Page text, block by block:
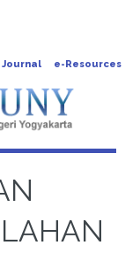
Journal e-Resources